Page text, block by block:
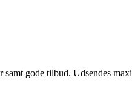
gode tilbud. Udsendes